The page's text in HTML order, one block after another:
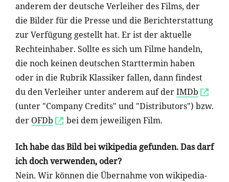
anderem der deutsche Verleiher des Films, der
die Bilder für die Presse und die Berichterstattung
zur Verfügung gestellt hat. Er ist der aktuelle
Rechteinhaber. Sollte es sich um Filme handeln,
die noch keinen deutschen Starttermin haben
oder in die Rubrik Klassiker fallen, dann findest
du den Verleiher unter anderem auf derIMDb
(unter "Company Credits" und "Distributors") bzw.
der OFDb bei dem jeweiligen Film.
Ich habe das Bild bei wikipedia gefunden. Das darf
ich doch verwenden, oder?
Nein. Wir können die Übernahme von wikipedia-